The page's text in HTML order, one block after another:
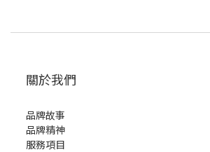
關於我們
品牌故事
品牌精神
服務項目